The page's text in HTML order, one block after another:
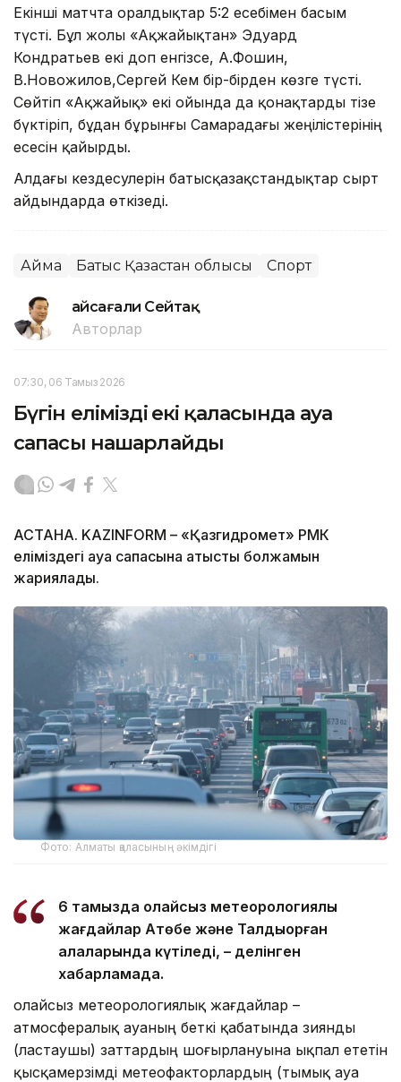
Екінші матчта оралдықтар 5:2 есебімен басым
түсті. Бұл жолы «Ақжайықтан» Эдуард
Кондратьев екі доп енгізсе, А.Фошин,
В.Новожилов,Сергей Кем бір-бірден көзге түсті.
Сөйтіп «Ақжайық» екі ойында да қонақтарды тізе
бүктіріп, бұдан бұрынғы Самарадағы жеңілістерінің
есесін қайырды.
Алдағы кездесулерін батысқазақстандықтар сырт
айдындарда өткізеді.
Аймақ Батыс Қазақстан облысы Спорт
Ғайсағали Сейтақ
Авторлар
07:30, 06 Тамыз 2026
Бүгін еліміздің екі қаласында ауа
сапасы нашарлайды
АСТАНА. KAZINFORM – «Қазгидромет» РМК
еліміздегі ауа сапасына қатысты болжамын
жариялады.
Фото: Алматы қаласының әкімдігі
6 тамызда қолайсыз метеорологиялық
жағдайлар Ақтөбе және Талдықорған
қалаларында күтіледі, – делінген
хабарламада.
Қолайсыз метеорологиялық жағдайлар –
атмосфералық ауаның беткі қабатында зиянды
(ластаушы) заттардың шоғырлануына ықпал ететін
қысқамерзімді метеофакторлардың (тымық ауа